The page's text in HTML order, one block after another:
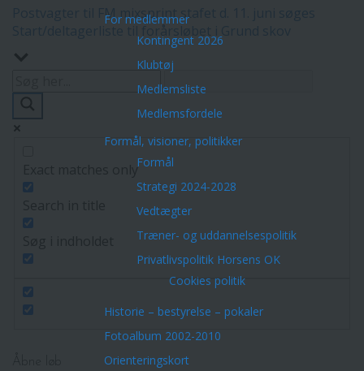
For medlemmer
Kontingent 2026
Klubtøj
Medlemsliste
Medlemsfordele
Formål, visioner, politikker
Formål
Strategi 2024-2028
Vedtægter
Træner- og uddannelsespolitik
Privatlivspolitik Horsens OK
Cookies politik
Historie – bestyrelse – pokaler
Fotoalbum 2002-2010
Orienteringskort
Postvagter til FM mixsprint stafet d. 11. juni søges
Exact matches only